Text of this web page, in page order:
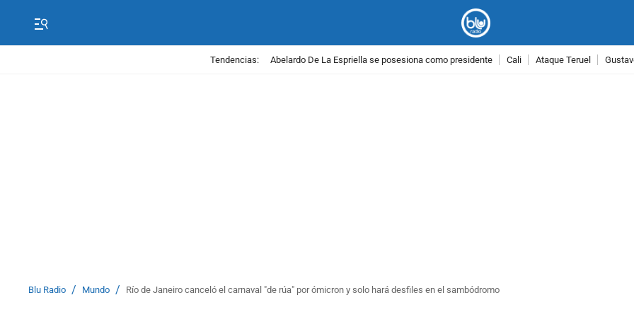
Tendencias: Abelardo De La Espriella se posesiona como presidente Cali Ataque Teruel
Blu Radio / Mundo / Río de Janeiro canceló el carnaval "de rúa" por ómicron y solo hará desfiles en el sambódromo